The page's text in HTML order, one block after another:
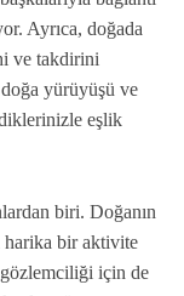
Ayrıca, doğada
ve takdirini
yürüyüşü ve
eşlik
biri. Doğanın
harika bir aktivite
için de